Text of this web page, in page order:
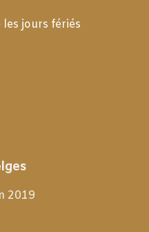
jours fériés
2019